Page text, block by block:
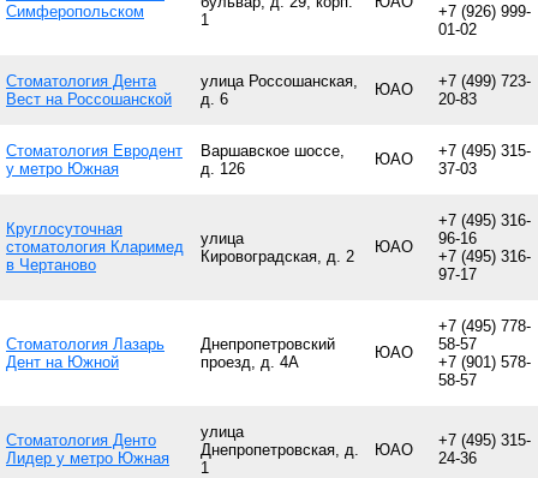
Симферопольском
1
+7 (926) 999-
01-02
Стоматология Дента
Вест на Россошанской
улица Россошанская,
д. 6
ЮАО
+7 (499) 723-
20-83
Стоматология Евродент
у метро Южная
Варшавское шоссе,
д. 126
ЮАО
+7 (495) 315-
37-03
Круглосуточная
стоматология Кларимед
в Чертаново
улица
Кировоградская, д. 2
ЮАО
+7 (495) 316-
96-16
+7 (495) 316-
97-17
Стоматология Лазарь
Дент на Южной
Днепропетровский
проезд, д. 4А
ЮАО
+7 (495) 778-
58-57
+7 (901) 578-
58-57
Стоматология Денто
Лидер у метро Южная
улица
Днепропетровская, д.
1
ЮАО
+7 (495) 315-
24-36